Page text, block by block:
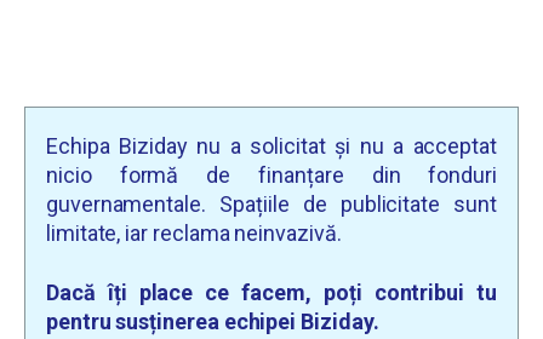
Echipa Biziday nu a solicitat și nu a acceptat
nicio formă de finanțare din fonduri
guvernamentale. Spațiile de publicitate sunt
limitate, iar reclama neinvazivă.
Dacă îți place ce facem, poți contribui tu
pentru susținerea echipei Biziday.